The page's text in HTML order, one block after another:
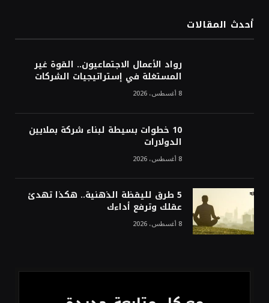
ترقب تطورات الوساطة بشأن الحرب
أحدث المقالات
رواد الأعمال الاجتماعيون.. القوة غير
المستغلة في إستراتيجيات الشركات
8 أغسطس، 2026
10 خطوات بسيطة لبناء شركة بملايين
الدولارات
8 أغسطس، 2026
5 طرق لليقظة الذهنية.. هكذا تهدئ
عقلك وترفع أداءك
8 أغسطس، 2026